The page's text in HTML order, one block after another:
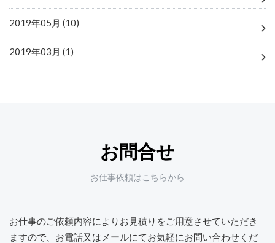
2019年05月 (10)
2019年03月 (1)
お問合せ
お仕事依頼はこちらから
お仕事のご依頼内容によりお見積りをご用意させていただき
ますので、 お電話又はメールにてお気軽にお問い合わせくだ